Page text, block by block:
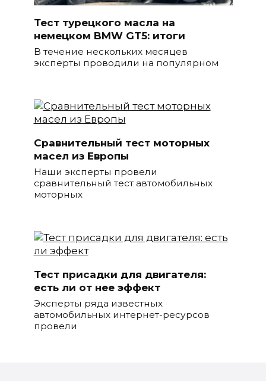
Тест турецкого масла на
немецком BMW GT5: итоги
В течение нескольких месяцев
эксперты проводили на популярном
Сравнительный тест моторных
масел из Европы
Наши эксперты провели
сравнительный тест автомобильных
моторных
Тест присадки для двигателя:
есть ли от нее эффект
Эксперты ряда известных
автомобильных интернет-ресурсов
провели